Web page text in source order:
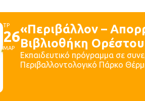
ΤΡ
26
ΜΑΡ
«Περιβάλλον –
Βιβλιοθήκη Ορέστου
Εκπαιδευτικό πρόγραμμα σε
Περιβαλλοντολογικό Πάρκο